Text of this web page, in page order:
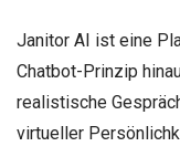
Janitor AI ist eine
Chatbot-Prinzip
realistische
virtueller